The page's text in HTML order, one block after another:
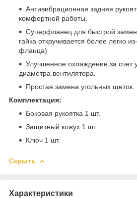
Антивибрационная задняя
комфортной работы.
Суперфланец для быстрой
гайка откручивается более легко
фланца)
Улучшенное охлаждение за счет
диаметра вентилятора.
Простая замена угольных щеток.
Комплектация:
Боковая рукоятка 1 шт.
Защитный кожух 1 шт.
Ключ 1 шт.
Скрыть
Характеристики